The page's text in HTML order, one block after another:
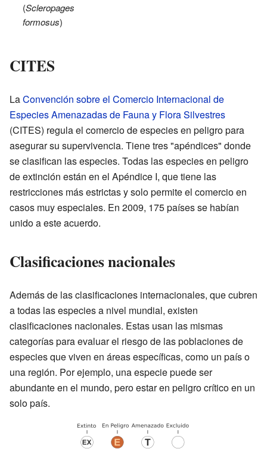
(Scleropages
formosus)
CITES
LaConvención sobre el Comercio Internacional de
Especies Amenazadas de Fauna y Flora Silvestres
(CITES) regula el comercio de especies en peligro para
asegurar su supervivencia. Tiene tres "apéndices" donde
se clasifican las especies. Todas las especies en peligro
de extinción están en el Apéndice I, que tiene las
restricciones más estrictas y solo permite el comercio en
casos muy especiales. En 2009, 175 países se habían
unido a este acuerdo.
Clasificaciones nacionales
Además de las clasificaciones internacionales, que cubren
a todas las especies a nivel mundial, existen
clasificaciones nacionales. Estas usan las mismas
categorías para evaluar el riesgo de las poblaciones de
especies que viven en áreas específicas, como un país o
una región. Por ejemplo, una especie puede ser
abundante en el mundo, pero estar en peligro crítico en un
solo país.